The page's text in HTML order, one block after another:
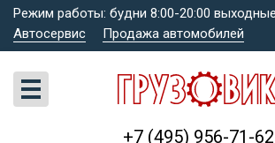
Режим работы: будни 8:00-20:00
Автосервис
Продажа автомобилей
+7 (495) 956-71-62